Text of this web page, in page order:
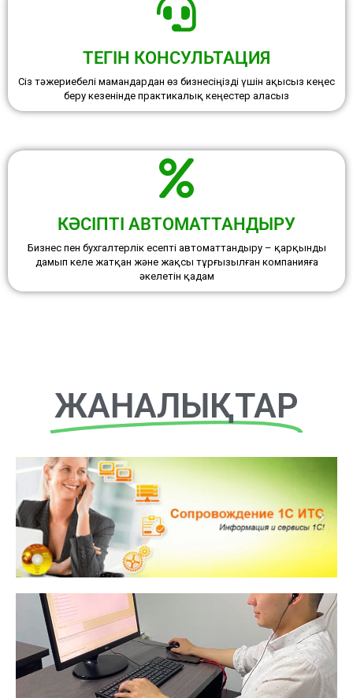
ТЕГІН КОНСУЛЬТАЦИЯ
Сіз тәжериебелі мамандардан өз бизнесіңізді үшін ақысыз кеңес
беру кезенінде практикалық кеңестер аласыз
КӘСІПТІ АВТОМАТТАНДЫРУ
Бизнес пен бухгалтерлік есепті автоматтандыру – қарқынды
дамып келе жатқан және жақсы тұрғызылған компанияға
әкелетін қадам
ЖАНАЛЫҚТАР